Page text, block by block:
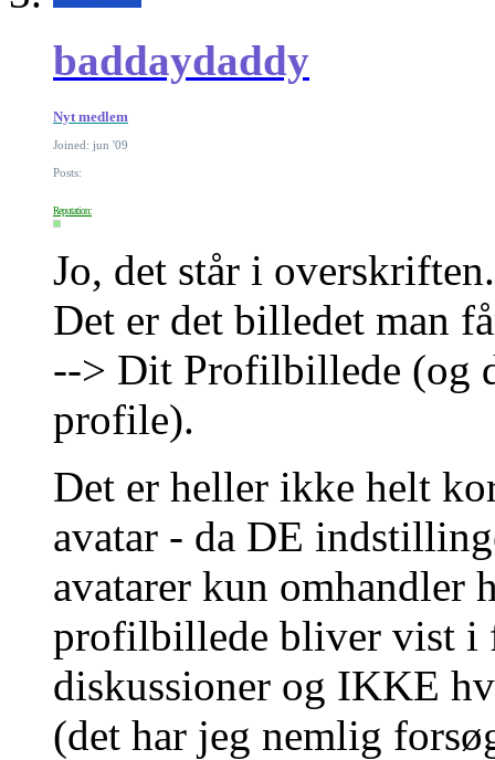
baddaydaddy
Nyt medlem
Joined: jun '09
Posts:
Reputation:
Jo, det står i
Det er det billedet man
--> Dit Profilbillede (og
profile).
Det er heller ikke helt
avatar - da DE
avatarer kun omhandler
profilbillede bliver vist i
diskussioner og IKKE
(det har jeg nemlig